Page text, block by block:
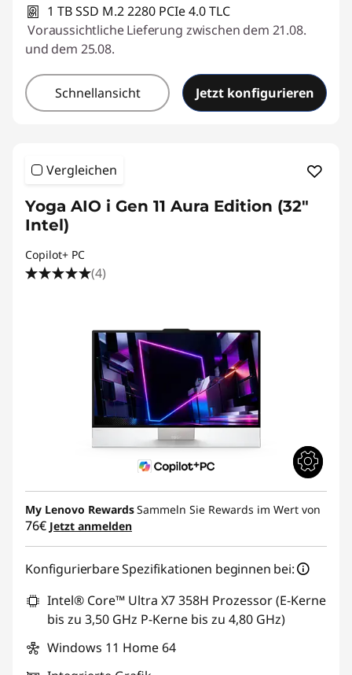
1 TB SSD M.2 2280 PCIe 4.0 TLC
Voraussichtliche Lieferung zwischen dem 21.08.
und dem 25.08.
Schnellansicht Jetzt konfigurieren
Vergleichen
Yoga AIO i Gen 11 Aura Edition (32"
Intel)
Copilot+ PC
(4)
My Lenovo RewardsSammeln Sie Rewards im Wert von
76€ Jetzt anmelden
Konfigurierbare Spezifikationen beginnen bei:
Intel® Core™ Ultra X7 358H Prozessor (E-Kerne
bis zu 3,50 GHz P-Kerne bis zu 4,80 GHz)
Windows 11 Home 64